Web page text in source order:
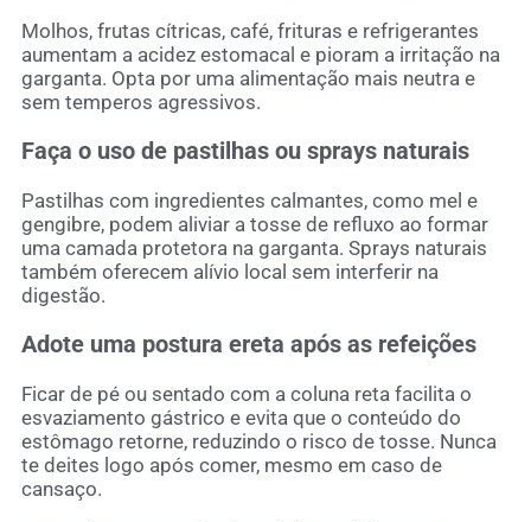
Molhos, frutas cítricas, café, frituras e refrigerantes
aumentam a acidez estomacal e pioram a irritação na
garganta. Opta por uma alimentação mais neutra e
sem temperos agressivos.
Faça o uso de pastilhas ou sprays naturais
Pastilhas com ingredientes calmantes, como mel e
gengibre, podem aliviar a tosse de refluxo ao formar
uma camada protetora na garganta. Sprays naturais
também oferecem alívio local sem interferir na
digestão.
Adote uma postura ereta após as refeições
Ficar de pé ou sentado com a coluna reta facilita o
esvaziamento gástrico e evita que o conteúdo do
estômago retorne, reduzindo o risco de tosse. Nunca
te deites logo após comer, mesmo em caso de
cansaço.